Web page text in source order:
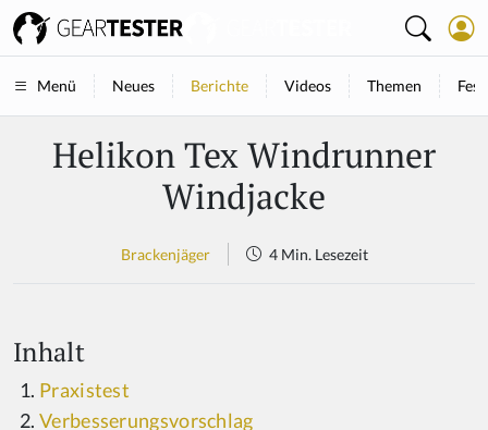
Menü Neues Berichte Videos Themen
Helikon Tex Windrunner
Windjacke
Brackenjäger 4 Min. Lesezeit
Inhalt
Praxistest
Verbesserungsvorschlag